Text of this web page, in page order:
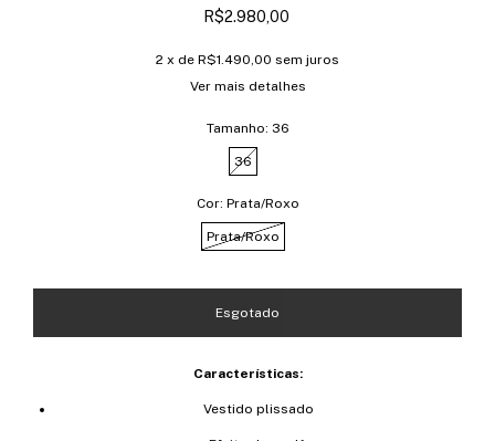
R$2.980,00
2 x de R$1.490,00 sem juros
Ver mais detalhes
Tamanho: 36
36
Cor: Prata/Roxo
Prata/Roxo
Características:
Vestido plissado